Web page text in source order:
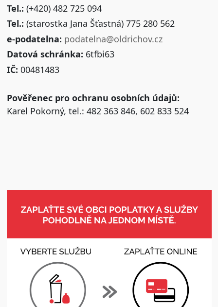
Tel.: (+420) 482 725 094
Tel.: (starostka Jana Šťastná) 775 280 562
e-podatelna: podatelna@oldrichov.cz
Datová schránka: 6tfbi63
IČ: 00481483
Pověřenec pro ochranu osobních údajů:
Karel Pokorný, tel.: 482 363 846, 602 833 524